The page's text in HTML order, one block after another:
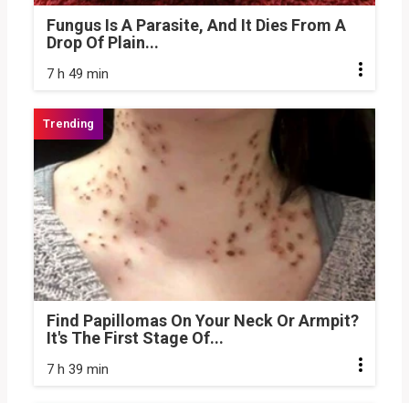
Fungus Is A Parasite, And It Dies From A
Drop Of Plain...
7 h 49 min
Find Papillomas On Your Neck Or Armpit?
It's The First Stage Of...
7 h 39 min